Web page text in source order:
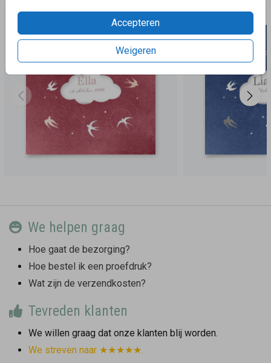
Accepteren
Weigeren
We helpen graag
Hoe gaat de bezorging?
Hoe bestel ik een proefdruk?
Wat zijn de verzendkosten?
Tevreden klanten
We willen graag dat onze klanten blij worden.
We streven naar ★★★★★.